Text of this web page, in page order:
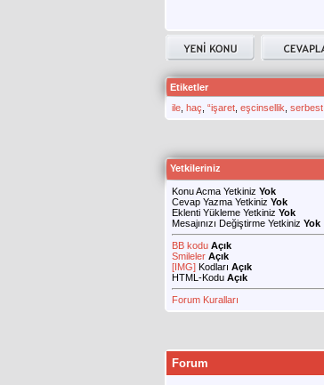
Etiketler
ile haç “işaret eşcinsellik serbest
Yetkileriniz
Konu Acma Yetkiniz Yok
Cevap Yazma Yetkiniz Yok
Eklenti Yükleme Yetkiniz Yok
Mesajınızı Değiştirme Yetkiniz Yok
BB kodu Açık
Smileler Açık
[IMG] Kodları Açık
HTML-Kodu Açık
Forum Kuralları
Forum